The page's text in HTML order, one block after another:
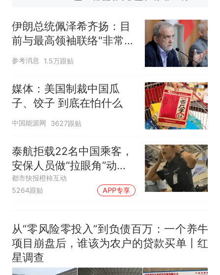
回大海 目击者直呼震惊 （视频
来源：参考消息）
笔试第一被第二名传话劝弃考
官方通报
制裁瓜子饺子，美国怕什
伊朗总统佩泽希齐扬：目
前与最高领袖联络"非常困
难"
参考消息 1.5万跟贴
媒体：美国制裁中国瓜
子、饺子 到底在怕什么
中国能源网 3627跟贴
泰航拒载22名中国乘客，
安保人员做“拉眼角”动
作，泰国机场最新回应：
拒绝登机决定由航司作
改签但没兑现
都市快报橙柿互动
5264跟贴
APP专享
从“零风险零投入”到负债百万：一个养牛
项目崩盘后，谁该为农户的贷款买单丨红
星调查